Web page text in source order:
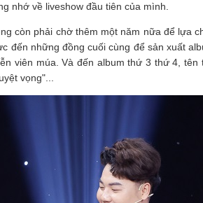
nhớ về liveshow đầu tiên của mình.
còn phải chờ thêm một năm nữa để lựa
đến những đồng cuối cùng để sản xuất
viên múa. Và đến album thứ 3 thứ 4, tên
vọng"...